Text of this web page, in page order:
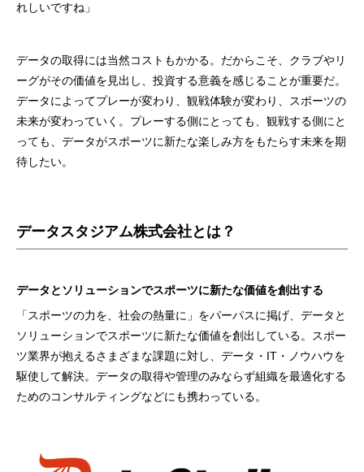
れしいですね」
データの取得には当然コストもかかる。だからこそ、クラブやリ
ーグがその価値を見出し、投資する意義を感じることが重要だ。
データによってプレーが変わり、観戦体験が変わり、スポーツの
未来が変わっていく。プレーする側にとっても、観戦する側にと
っても、データがスポーツに新たな楽しみ方をもたらす未来を期
待したい。
データスタジアム株式会社とは？
データとソリューションでスポーツに新たな価値を創出する
「スポーツの力を、社会の熱量に」をパーパスに掲げ、データと
ソリューションでスポーツに新たな価値を創出している。スポー
ツ業界が抱えるさまざまな課題に対し、データ・IT・ノウハウを
駆使して解決。データの取得や管理のみならず組織を最適化する
ためのコンサルティングなどにも携わっている。